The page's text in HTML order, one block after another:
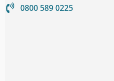
0800 589 0225